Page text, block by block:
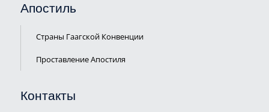
Апостиль
Страны Гаагской Конвенции
Проставление Апостиля
Контакты